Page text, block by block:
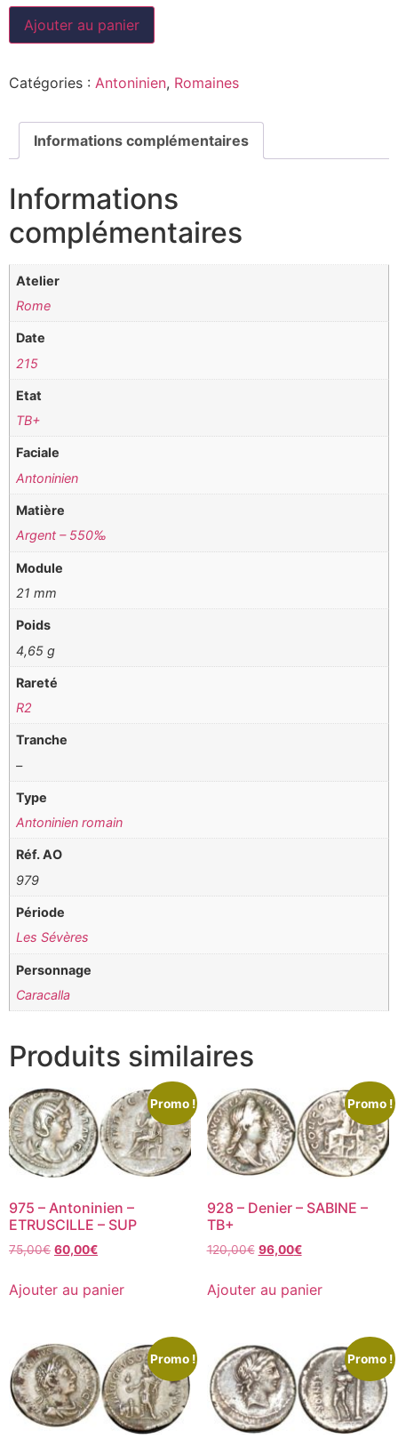
Ajouter au panier
Catégories : Antoninien, Romaines
Informations complémentaires
Informations
complémentaires
Atelier
Rome
Date
215
Etat
TB+
Faciale
Antoninien
Matière
Argent – 550‰
Module
21 mm
Poids
4,65 g
Rareté
R2
Tranche
–
Type
Antoninien romain
Réf. AO
979
Période
Les Sévères
Personnage
Caracalla
Produits similaires
Promo !
975 – Antoninien –
ETRUSCILLE – SUP
75,00€ 60,00€
Ajouter au panier
Promo !
928 – Denier – SABINE –
TB+
120,00€ 96,00€
Ajouter au panier
Promo ! Promo !